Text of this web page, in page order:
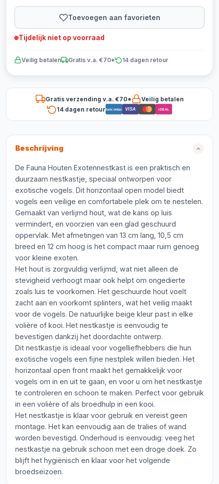
Toevoegen aan favorieten
Tijdelijk niet op voorraad
Veilig betalen Gratis v.a. €70* 14 dagen retour
Gratis verzending v.a. €70*
Veilig betalen
14 dagen retourBancontact VISA iDEAL
Beschrijving
De Fauna Houten Exotennestkast is een praktisch en
duurzaam nestkastje, speciaal ontworpen voor
exotische vogels. Dit horizontaal open model biedt
vogels een veilige en comfortabele plek om te nestelen.
Gemaakt van verlijmd hout, wat de kans op luis
vermindert, en voorzien van een glad geschuurd
oppervlak. Met afmetingen van 13 cm lang, 10,5 cm
breed en 12 cm hoog is het compact maar ruim genoeg
voor kleine exoten.
Het hout is zorgvuldig verlijmd, wat niet alleen de
stevigheid verhoogt maar ook helpt om ongedierte
zoals luis te voorkomen. Het geschuurde hout voelt
zacht aan en voorkomt splinters, wat het veilig maakt
voor de vogels. De natuurlijke beige kleur past in elke
volière of kooi. Het nestkastje is eenvoudig te
bevestigen dankzij het doordachte ontwerp.
Dit nestkastje is ideaal voor vogelliefhebbers die hun
exotische vogels een fijne nestplek willen bieden. Het
horizontaal open front maakt het gemakkelijk voor
vogels om in en uit te gaan, en voor u om het nestkastje
te controleren en schoon te maken. Perfect voor gebruik
in een volière of als broedhulp in een kooi.
Het nestkastje is klaar voor gebruik en vereist geen
montage. Het kan eenvoudig aan de tralies of wand
worden bevestigd. Onderhoud is eenvoudig: veeg het
nestkastje na gebruik schoon met een droge doek. Zo
blijft het hygiënisch en klaar voor het volgende
broedseizoen.